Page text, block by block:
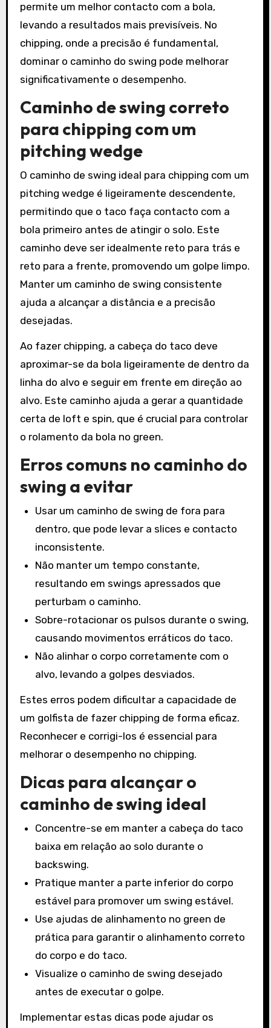
permite um melhor contacto com a bola,
levando a resultados mais previsíveis. No
chipping, onde a precisão é fundamental,
dominar o caminho do swing pode melhorar
significativamente o desempenho.
Caminho de swing correto
para chipping com um
pitching wedge
O caminho de swing ideal para chipping com um
pitching wedge é ligeiramente descendente,
permitindo que o taco faça contacto com a
bola primeiro antes de atingir o solo. Este
caminho deve ser idealmente reto para trás e
reto para a frente, promovendo um golpe limpo.
Manter um caminho de swing consistente
ajuda a alcançar a distância e a precisão
desejadas.
Ao fazer chipping, a cabeça do taco deve
aproximar-se da bola ligeiramente de dentro da
linha do alvo e seguir em frente em direção ao
alvo. Este caminho ajuda a gerar a quantidade
certa de loft e spin, que é crucial para controlar
o rolamento da bola no green.
Erros comuns no caminho do
swing a evitar
Usar um caminho de swing de fora para
dentro, que pode levar a slices e contacto
inconsistente.
Não manter um tempo constante,
resultando em swings apressados que
perturbam o caminho.
Sobre-rotacionar os pulsos durante o swing,
causando movimentos erráticos do taco.
Não alinhar o corpo corretamente com o
alvo, levando a golpes desviados.
Estes erros podem dificultar a capacidade de
um golfista de fazer chipping de forma eficaz.
Reconhecer e corrigi-los é essencial para
melhorar o desempenho no chipping.
Dicas para alcançar o
caminho de swing ideal
Concentre-se em manter a cabeça do taco
baixa em relação ao solo durante o
backswing.
Pratique manter a parte inferior do corpo
estável para promover um swing estável.
Use ajudas de alinhamento no green de
prática para garantir o alinhamento correto
do corpo e do taco.
Visualize o caminho de swing desejado
antes de executar o golpe.
Implementar estas dicas pode ajudar os